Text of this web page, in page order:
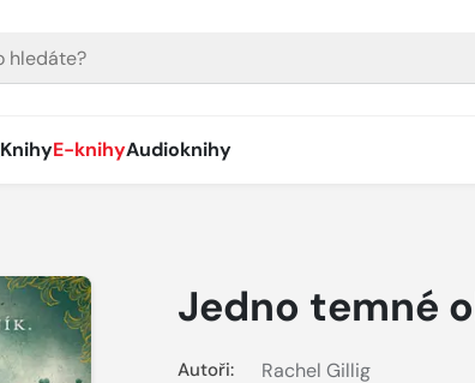
KnihyE-knihyAudioknihy
Jedno temné
Autoři: Rachel Gillig